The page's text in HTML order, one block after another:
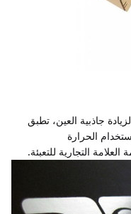
التجارية للتعبئة.